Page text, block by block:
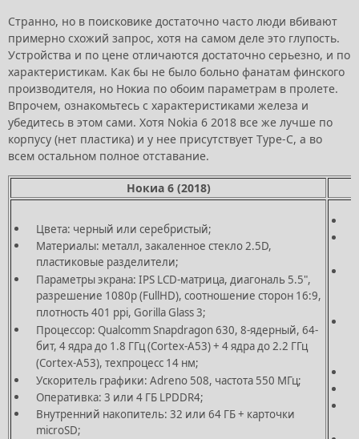
Странно, но в поисковике достаточно часто люди вбивают
примерно схожий запрос, хотя на самом деле это глупость.
Устройства и по цене отличаются достаточно серьезно, и по
характеристикам. Как бы не было больно фанатам финского
производителя, но Нокиа по обоим параметрам в пролете.
Впрочем, ознакомьтесь с характеристиками железа и
убедитесь в этом сами. Хотя Nokia 6 2018 все же лучше по
корпусу (нет пластика) и у нее присутствует Type-C, а во
всем остальном полное отставание.
Нокиа 6 (2018)
Цвета: черный или серебристый;
Материалы: металл, закаленное стекло 2.5D,
пластиковые разделители;
Параметры экрана: IPS LCD-матрица, диагональ 5.5",
разрешение 1080р (FullHD), соотношение сторон 16:9,
плотность 401 ppi, Gorilla Glass 3;
Процессор: Qualcomm Snapdragon 630, 8-ядерный, 64-
бит, 4 ядра до 1.8 ГГц (Cortex-A53) + 4 ядра до 2.2 ГГц
(Cortex-A53), техпроцесс 14 нм;
Ускоритель графики: Adreno 508, частота 550 МГц;
Оперативка: 3 или 4 ГБ LPDDR4;
Внутренний накопитель: 32 или 64 ГБ + карточки
microSD;